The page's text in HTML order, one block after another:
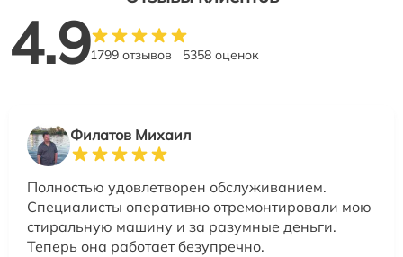
4.91799 отзывов 5358 оценок
Филатов Михаил
Полностью удовлетворен обслуживанием.
Специалисты оперативно отремонтировали мою
стиральную машину и за разумные деньги.
Теперь она работает безупречно.